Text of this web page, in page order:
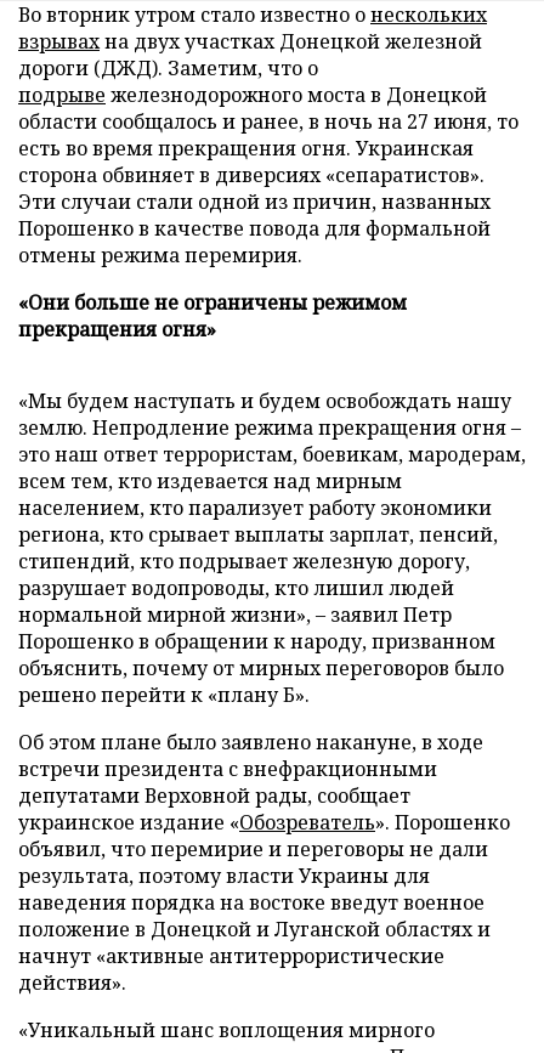
Во вторник утром стало известно онескольких
взрывахна двух участках Донецкой железной
дороги (ДЖД). Заметим, что о
подрыве железнодорожного моста в Донецкой
области сообщалось и ранее, в ночь на 27 июня, то
есть во время прекращения огня. Украинская
сторона обвиняет в диверсиях «сепаратистов».
Эти случаи стали одной из причин, названных
Порошенко в качестве повода для формальной
отмены режима перемирия.
«Они больше не ограничены режимом
прекращения огня»
«Мы будем наступать и будем освобождать нашу
землю. Непродление режима прекращения огня –
это наш ответ террористам, боевикам, мародерам,
всем тем, кто издевается над мирным
населением, кто парализует работу экономики
региона, кто срывает выплаты зарплат, пенсий,
стипендий, кто подрывает железную дорогу,
разрушает водопроводы, кто лишил людей
нормальной мирной жизни», – заявил Петр
Порошенко в обращении к народу, призванном
объяснить, почему от мирных переговоров было
решено перейти к «плану Б».
Об этом плане было заявлено накануне, в ходе
встречи президента с внефракционными
депутатами Верховной рады, сообщает
украинское издание «Обозреватель». Порошенко
объявил, что перемирие и переговоры не дали
результата, поэтому власти Украины для
наведения порядка на востоке введут военное
положение в Донецкой и Луганской областях и
начнут «активные антитеррористические
действия».
«Уникальный шанс воплощения мирного